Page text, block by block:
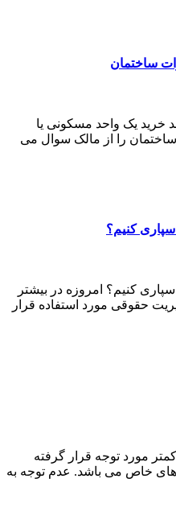
ساختمان
یک واحد مسکونی یا
را از مالک سوال می
کنیم؟
کنیم؟ امروزه در بیشتر
حقوقی مورد استفاده قرار
مورد توجه قرار گرفته
خاص می باشد. عدم توجه به